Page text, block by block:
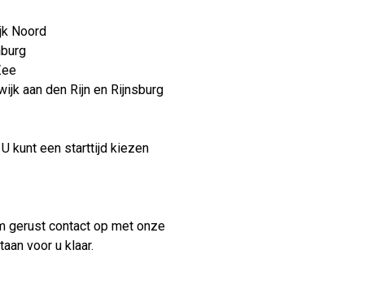
Noord
aan den Rijn en Rijnsburg
kunt een starttijd kiezen
gerust contact op met onze
voor u klaar.